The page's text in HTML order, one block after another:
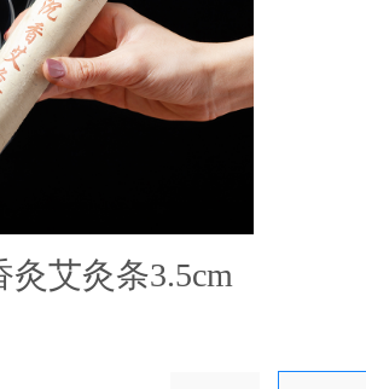
灸艾灸条3.5cm